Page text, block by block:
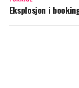
Eksplosjon i